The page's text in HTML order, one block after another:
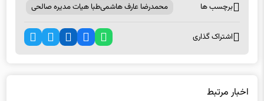
برچسب ها محمدرضا عارف هاشمی‌طبا هیات مدیره صالحی
اشتراک گذاری
اخبار مرتبط